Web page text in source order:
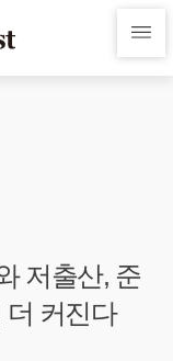
저출산, 준
더 커진다